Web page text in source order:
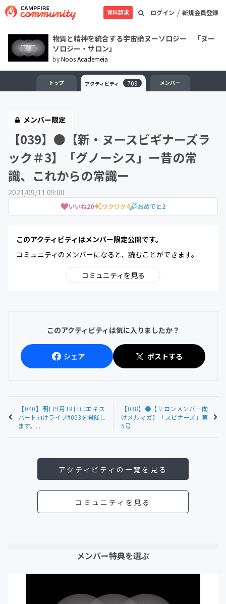
ログイン / 新規会員登録
資料請求
物質と精神を統合する宇宙論ヌーソロジー 「ヌー
ソロジー・サロン」
byNoos Academeia
トップ アクティビティ 709 メンバー
メンバー限定
【039】●【新・ヌースビギナーズラ
ック＃3】「グノーシス」ー昔の常
識、これからの常識ー
2021/09/11 09:00
いいね20 ワクワク4 おめでと2
このアクティビティはメンバー限定公開です。
コミュニティのメンバーになると、読むことができます。
コミュニティを見る
このアクティビティは気に入りましたか？
シェア ポストする
【040】明日9月18日はエキス
パート向けライブ#003を開催し
ます。...
【038】●【サロンメンバー向
けメルマガ】「スピナーズ」第
5号
アクティビティの一覧を見る
コミュニティを見る
メンバー特典を選ぶ